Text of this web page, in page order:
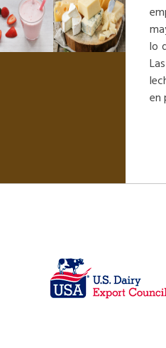
lo
en